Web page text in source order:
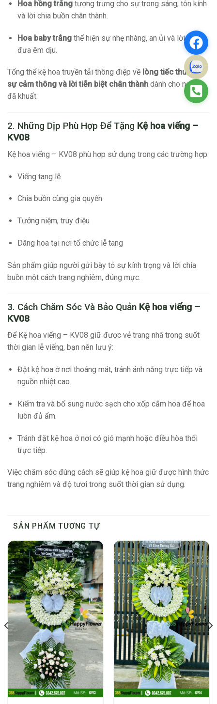
Hoa hồng trắngtượng trưng cho sự trong sáng, tôn kính
và lời chia buồn chân thành.
Hoa baby trắngthể hiện sự nhẹ nhàng, an ủi và lời tiễn
đưa êm dịu.
Tổng thể kệ hoa truyền tải thông điệp về lòng tiếc thương,
sự cảm thông và lời tiễn biệt chân thành dành cho người
đã khuất.
2. Những Dịp Phù Hợp Để Tặng Kệ hoa viếng –
KV08
Kệ hoa viếng – KV08 phù hợp sử dụng trong các trường hợp:
Viếng tang lễ
Chia buồn cùng gia quyến
Tưởng niệm, truy điệu
Dâng hoa tại nơi tổ chức lễ tang
Sản phẩm giúp người gửi bày tỏ sự kính trọng và lời chia
buồn một cách trang nghiêm, đúng mực.
3. Cách Chăm Sóc Và Bảo Quản Kệ hoa viếng –
KV08
Để Kệ hoa viếng – KV08 giữ được vẻ trang nhã trong suốt
thời gian lễ viếng, bạn nên lưu ý:
Đặt kệ hoa ở nơi thoáng mát, tránh ánh nắng trực tiếp và
nguồn nhiệt cao.
Kiểm tra và bổ sung nước sạch cho xốp cắm hoa để hoa
luôn đủ ẩm.
Tránh đặt kệ hoa ở nơi có gió mạnh hoặc điều hòa thổi
trực tiếp.
Việc chăm sóc đúng cách sẽ giúp kệ hoa giữ được hình thức
trang nghiêm và độ tươi trong suốt thời gian sử dụng.
SẢN PHẨM TƯƠNG TỰ